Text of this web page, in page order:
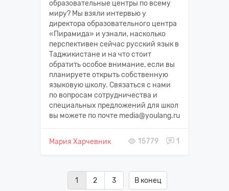
образовательные центры по всему
миру? Мы взяли интервью у
директора образовательного центра
«‎Пирамида» и узнали, насколько
перспективен сейчас русский язык в
Таджикистане и на что стоит
обратить особое внимание, если вы
планируете открыть собственную
языковую школу. Связаться с нами
по вопросам сотрудничества и
специальных предложений для школ
вы можете по почте media@youlang.ru
Мария Харчевник 15779 1
1 2 3 В конец